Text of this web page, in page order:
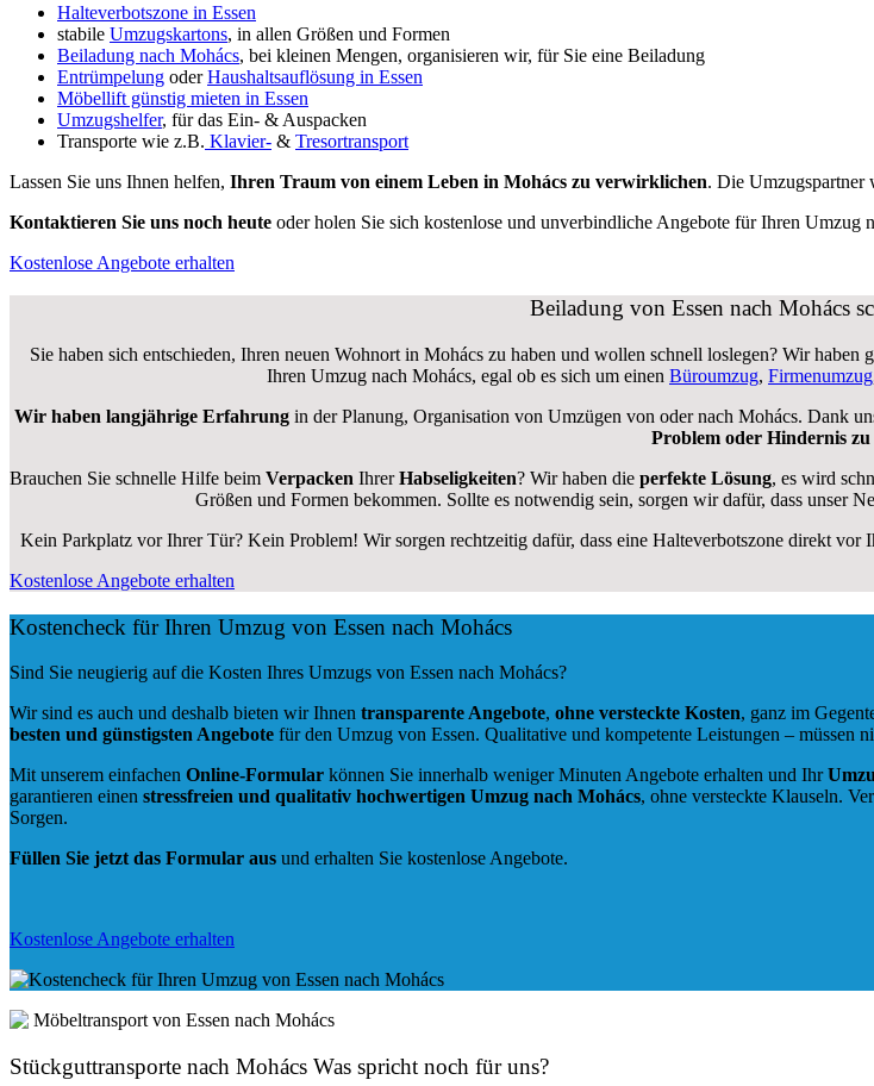
Halteverbotszone in Essen
stabile Umzugskartons, in allen Größen und Formen
Beiladung nach Mohács, bei kleinen Mengen, organisieren wir, für Sie eine Beiladung
Entrümpelung oderHaushaltsauflösung in Essen
Möbellift günstig mieten in Essen
Umzugshelfer, für das Ein- & Auspacken
Transporte wie z.B. Klavier- & Tresortransport
Lassen Sie uns Ihnen helfen, Ihren Traum von einem Leben in Mohács zu verwirklichen. Die Umzugspartner
Kontaktieren Sie uns noch heute oder holen Sie sich kostenlose und unverbindliche Angebote für Ihren Umzug
Kostenlose Angebote erhalten
Beiladung von Essen nach Mohács
Sie haben sich entschieden, Ihren neuen Wohnort in Mohács zu haben und wollen schnell loslegen? Wir
Ihren Umzug nach Mohács, egal ob es sich um einen Büroumzug, Firmenumzug
Wir haben langjährige Erfahrungin der Planung, Organisation von Umzügen von oder nach Mohács. Dank
Problem oder Hindernis zu
Brauchen Sie schnelle Hilfe beim Verpacken IhrerHabseligkeiten? Wir haben die perfekte Lösung, es wird
Größen und Formen bekommen. Sollte es notwendig sein, sorgen wir dafür, dass unser
Kein Parkplatz vor Ihrer Tür? Kein Problem! Wir sorgen rechtzeitig dafür, dass eine Halteverbotszone direkt
Kostenlose Angebote erhalten
Kostencheck für Ihren Umzug von Essen nach Mohács
Sind Sie neugierig auf die Kosten Ihres Umzugs von Essen nach Mohács?
Wir sind es auch und deshalb bieten wir Ihnen transparente Angebote, ohne versteckte Kosten, ganz im
besten und günstigsten Angebote für den Umzug von Essen. Qualitative und kompetente Leistungen – müssen
Mit unserem einfachen Online-Formular können Sie innerhalb weniger Minuten Angebote erhalten und Ihr
garantieren einen stressfreien und qualitativ hochwertigen Umzug nach Mohács, ohne versteckte Klauseln.
Sorgen.
Füllen Sie jetzt das Formular aus und erhalten Sie kostenlose Angebote.
Kostenlose Angebote erhalten
Stückguttransporte nach Mohács Was spricht noch für uns?